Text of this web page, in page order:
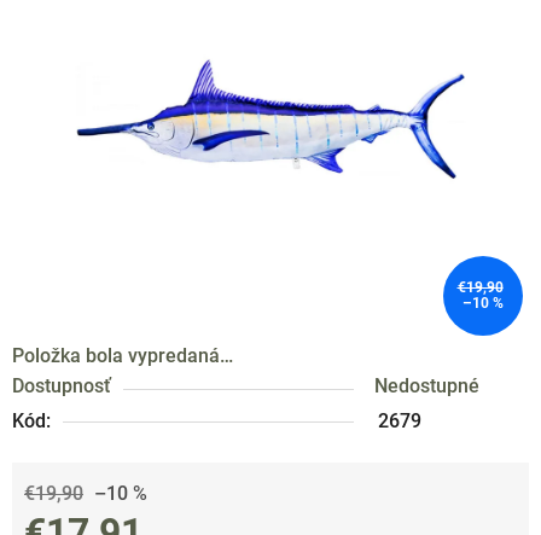
Položka bola vypredaná…
Dostupnosť
Nedostupné
Kód:
2679
€19,90 –10 %
€19,90
–10 %